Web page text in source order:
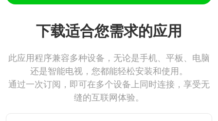
下载适合您需求的应用
此应用程序兼容多种设备，无论是手机、平板、电脑
还是智能电视，您都能轻松安装和使用。
通过一次订阅，即可在多个设备上同时连接，享受无
缝的互联网体验。